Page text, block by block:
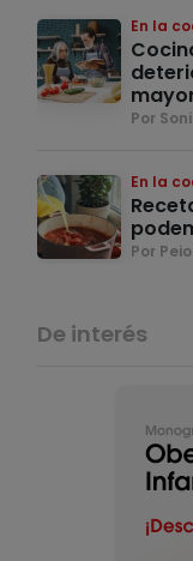
En la
Por
En la
Por
De interés